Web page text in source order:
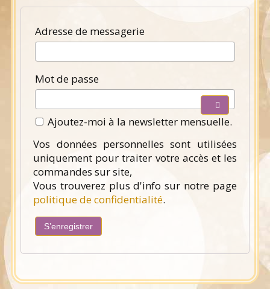
Adresse de messagerie
Mot de passe
Ajoutez-moi à la newsletter mensuelle.
Vos données personnelles sont utilisées
uniquement pour traiter votre accès et les
commandes sur site,
Vous trouverez plus d'info sur notre page
politique de confidentialité.
S’enregistrer